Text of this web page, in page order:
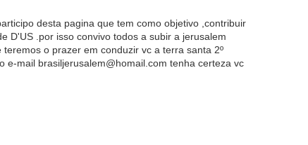
desta pagina que tem como objetivo ,contribuir
D'US .por isso convivo todos a subir a jerusalem
o prazer em conduzir vc a terra santa 2º
e-mail brasiljerusalem@homail.com tenha certeza vc